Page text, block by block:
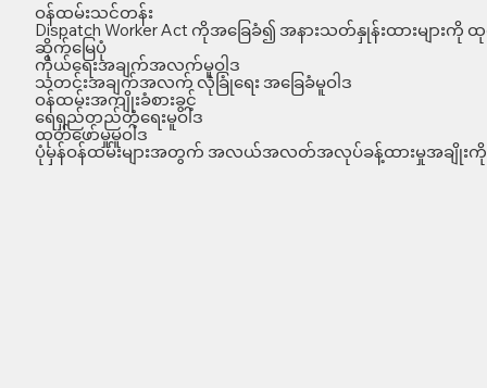
ဝန်ထမ်းသင်တန်း
Dispatch Worker Act ကိုအခြေခံ၍ အနားသတ်နှုန်းထားများကို ထု
ဆိုက်မြေပုံ
ကိုယ်ရေးအချက်အလက်မူဝါဒ
သတင်းအချက်အလက် လုံခြုံရေး အခြေခံမူဝါဒ
ဝန်ထမ်းအကျိုးခံစားခွင့်
ရေရှည်တည်တံ့ရေးမူဝါဒ
ထုတ်ဖော်မှုမူဝါဒ
ပုံမှန်ဝန်ထမ်းများအတွက် အလယ်အလတ်အလုပ်ခန့်ထားမှုအချိုးကို ကြ